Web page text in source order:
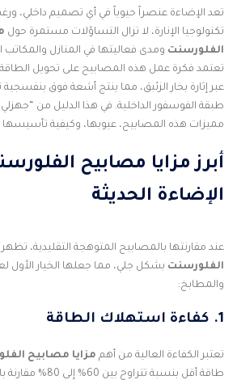
تعد الإضاءة عنصراً حيوياً في أي تصميم داخلي،
تكنولوجيا الإنارة، لا تزال التساؤلات مستمرة حول
الفلورسنت
تعتمد فكرة عمل هذه المصابيح على تحويل الطاقة
عبر إثارة بخار الزئبق، مما ينتج أشعة فوق
طبقة الفوسفور الداخلية. في هذا الدليل من
مميزات هذه المصابيح، عيوبها، وكيفية
أبرز مزايا مصابيح
الإضاءة الحديثة
عند مقارنتها بالمصابيح المتوهجة التقليدية، تظهر
الفلورسنت بشكل جلي، مما جعلها الخيار الأول
والمطابخ:
1. كفاءة استهلاك الطاقة
تعتبر الكفاءة العالية من أهم مزايا مصابيح
طاقة أقل بنسبة